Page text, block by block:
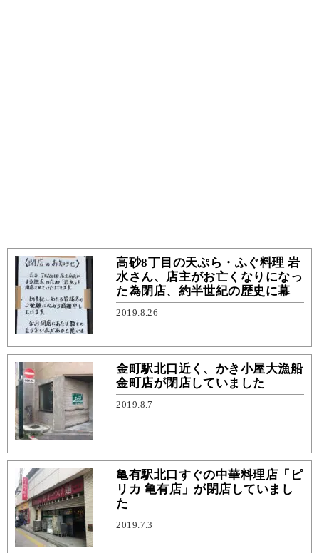
高砂8丁目の天ぷら・ふぐ料理 岩
水さん、店主がお亡くなりになっ
た為閉店、約半世紀の歴史に幕
2019.8.26
金町駅北口近く、かき小屋大漁船
金町店が閉店していました
2019.8.7
亀有駅北口すぐの中華料理店「ピ
リカ 亀有店」が閉店していまし
た
2019.7.3